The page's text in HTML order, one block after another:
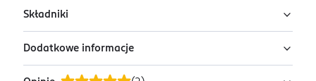
Kremowy róż w sztyfcie Paese Butter Blend Stick w
odcieniu Peony to połączenie delikatnego makijażu i
intensywnej pielęgnacji skóry.
Składniki
Ingredients: : CANDELILLA CERA, PENTAERYTHRITYL
TETRAISOSTEARATE, CAPRYLIC/CAPRIC TRIGLYCERIDE,
Dodatkowe informacje